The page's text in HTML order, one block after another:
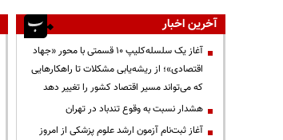
آخرین اخبار
آغاز یک سلسله‌کلیپ ۱۰ قسمتی با محور «جهاد
اقتصادی»؛ از ریشه‌یابی مشکلات تا راهکارهایی
که می‌تواند مسیر اقتصاد کشور را تغییر دهد
هشدار نسبت به وقوع تندباد در تهران
آغاز ثبت‌نام آزمون ارشد علوم پزشکی از امروز